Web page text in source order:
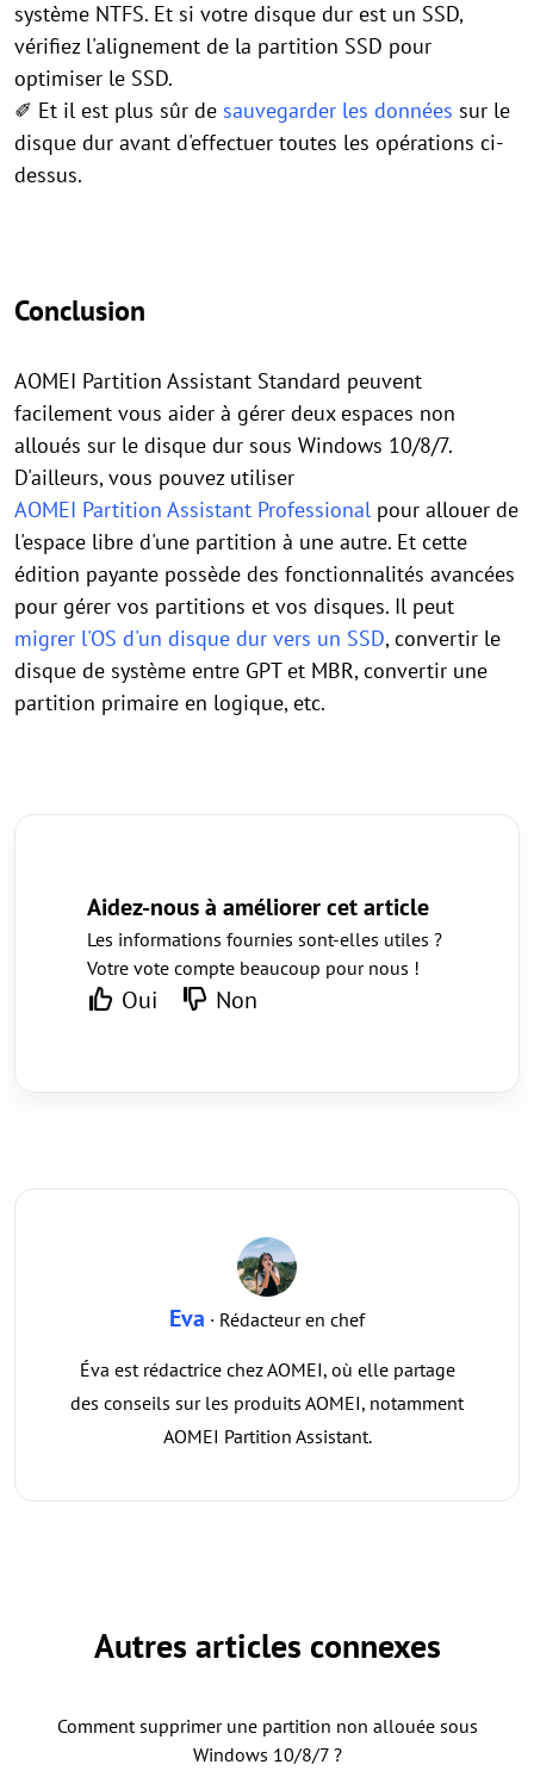
système NTFS. Et si votre disque dur est un SSD,
vérifiez l'alignement de la partition SSD pour
optimiser le SSD.
✐ Et il est plus sûr de sauvegarder les données sur le
disque dur avant d'effectuer toutes les opérations ci-
dessus.
Conclusion
AOMEI Partition Assistant Standard peuvent
facilement vous aider à gérer deux espaces non
alloués sur le disque dur sous Windows 10/8/7.
D'ailleurs, vous pouvez utiliser
AOMEI Partition Assistant Professional pour allouer de
l'espace libre d'une partition à une autre. Et cette
édition payante possède des fonctionnalités avancées
pour gérer vos partitions et vos disques. Il peut
migrer l'OS d'un disque dur vers un SSD, convertir le
disque de système entre GPT et MBR, convertir une
partition primaire en logique, etc.
Aidez-nous à améliorer cet article
Les informations fournies sont-elles utiles ?
Votre vote compte beaucoup pour nous !
Oui Non
Eva · Rédacteur en chef
Éva est rédactrice chez AOMEI, où elle partage
des conseils sur les produits AOMEI, notamment
AOMEI Partition Assistant.
Autres articles connexes
Comment supprimer une partition non allouée sous
Windows 10/8/7 ?